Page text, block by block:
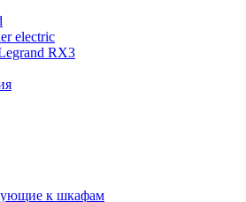
electric
RX3
к шкафам